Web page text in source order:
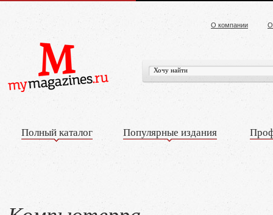
О компании
Полный каталог Популярные издания